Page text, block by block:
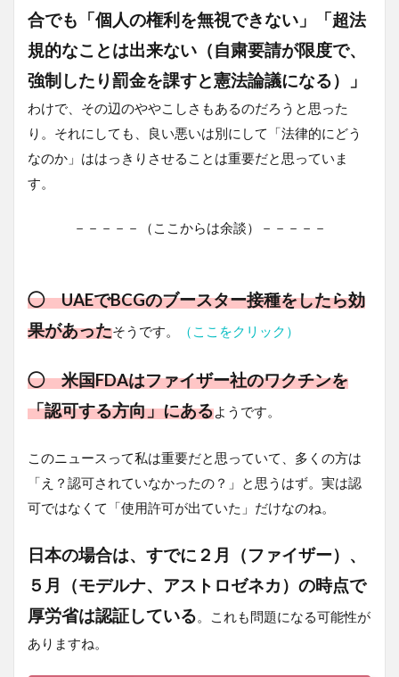
合でも「個人の権利を無視できない」「超法
規的なことは出来ない（自粛要請が限度で、
強制したり罰金を課すと憲法論議になる）」
わけで、その辺のややこしさもあるのだろうと思った
り。それにしても、良い悪いは別にして「法律的にどう
なのか」ははっきりさせることは重要だと思っていま
す。
－－－－－（ここからは余談）－－－－－
◯ UAEでBCGのブースター接種をしたら効
果があったそうです。 （ここをクリック）
◯ 米国FDAはファイザー社のワクチンを
「認可する方向」にある ようです。
このニュースって私は重要だと思っていて、多くの方は
「え？認可されていなかったの？」と思うはず。実は認
可ではなくて「使用許可が出ていた」だけなのね。
日本の場合は、すでに２月（ファイザー）、
５月（モデルナ、アストロゼネカ）の時点で
厚労省は認証している 。これも問題になる可能性が
ありますね。